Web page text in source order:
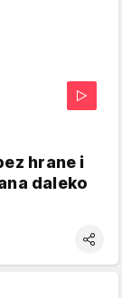
hrane i
daleko